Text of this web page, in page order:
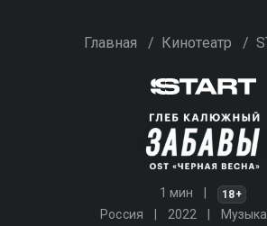
Главная / Кинотеатр /
1 мин 18+
Россия 2022